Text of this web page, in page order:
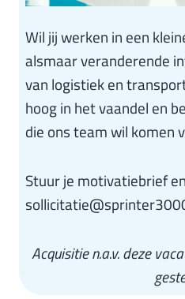
Wil jij werken in een
alsmaar veranderende
van logistiek en
hoog in het vaandel en
die ons team wil komen
Stuur je motivatiebrief
Acquisitie n.a.v. deze